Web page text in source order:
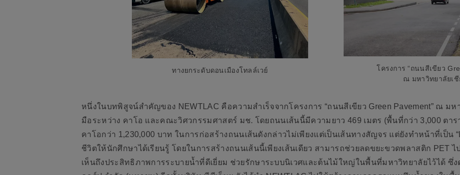
ทางยกระดับดอนเมืองโทลล์เวย์
โครงการ “ถนนสีเขียว
ณ มหาวิทยาลัยเชี
หนึ่งในบทพิสูจน์สำคัญของ NEWTLAC คือความสำเร็จจากโครงการ “ถนนสีเขียว Green Pavement” ณ มห
มือระหว่าง คาโอ และคณะวิศวกรรมศาสตร์ มช. โดยถนนเส้นนี้มีความยาว 469 เมตร (พื้นที่กว่า 3,000 ตา
คาโอกว่า 1,230,000 บาท ในการก่อสร้างถนนเส้นดังกล่าวไม่เพียงแต่เป็นเส้นทางสัญจร แต่ยังทำหน้าที่เป็น
ชีวิตให้นักศึกษาได้เรียนรู้ โดยในการสร้างถนนเส้นนี้เพียงเส้นเดียว สามารถช่วยลดขยะขวดพลาสติก PET
เห็นถึงประสิทธิภาพการระบายน้ำที่ดีเยี่ยม ช่วยรักษาระบบนิเวศและต้นไม้ใหญ่ในพื้นที่มหาวิทยาลัยไว้ได้ ซึ่